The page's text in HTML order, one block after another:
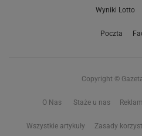
Wyniki Lotto
Poczta
Copyright ©
O Nas Staże u nas
Wszystkie artykuły Zasady